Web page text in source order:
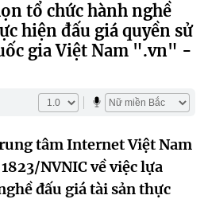
tổ chức hành nghề
hiện đấu giá quyền sử
gia Việt Nam ".vn" -
tâm Internet Việt Nam
NVNIC về việc lựa
đấu giá tài sản thực